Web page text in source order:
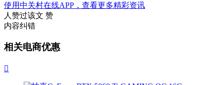
使用中关村在线APP，查看更多精彩资讯
人赞过该文 赞
内容纠错
相关电商优惠
